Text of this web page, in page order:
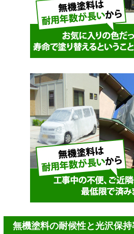
無機塗料の耐候性と光沢保持